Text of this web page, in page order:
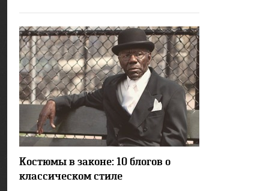
Костюмы в законе: 10 блогов о
классическом стиле